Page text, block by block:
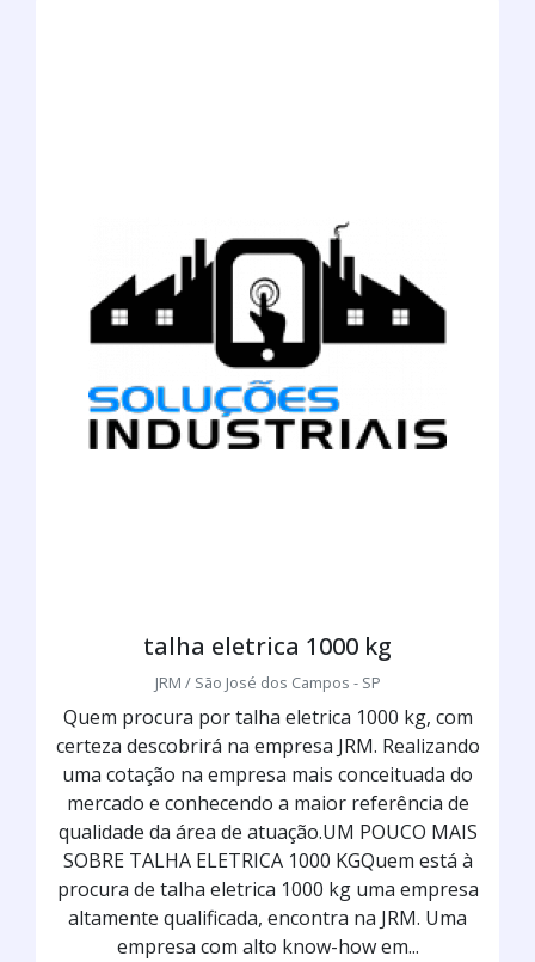
talha eletrica 1000 kg
JRM / São José dos Campos - SP
Quem procura por talha eletrica 1000 kg, com
certeza descobrirá na empresa JRM. Realizando
uma cotação na empresa mais conceituada do
mercado e conhecendo a maior referência de
qualidade da área de atuação.UM POUCO MAIS
SOBRE TALHA ELETRICA 1000 KGQuem está à
procura de talha eletrica 1000 kg uma empresa
altamente qualificada, encontra na JRM. Uma
empresa com alto know-how em...